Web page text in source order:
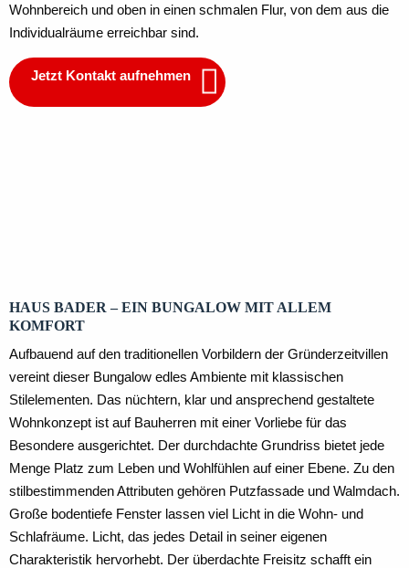
Wohnbereich und oben in einen schmalen Flur, von dem aus die
Individualräume erreichbar sind.
Jetzt Kontakt aufnehmen
HAUS BADER – EIN BUNGALOW MIT ALLEM
KOMFORT
Aufbauend auf den traditionellen Vorbildern der Gründerzeitvillen
vereint dieser Bungalow edles Ambiente mit klassischen
Stilelementen. Das nüchtern, klar und ansprechend gestaltete
Wohnkonzept ist auf Bauherren mit einer Vorliebe für das
Besondere ausgerichtet. Der durchdachte Grundriss bietet jede
Menge Platz zum Leben und Wohlfühlen auf einer Ebene. Zu den
stilbestimmenden Attributen gehören Putzfassade und Walmdach.
Große bodentiefe Fenster lassen viel Licht in die Wohn- und
Schlafräume. Licht, das jedes Detail in seiner eigenen
Charakteristik hervorhebt. Der überdachte Freisitz schafft ein